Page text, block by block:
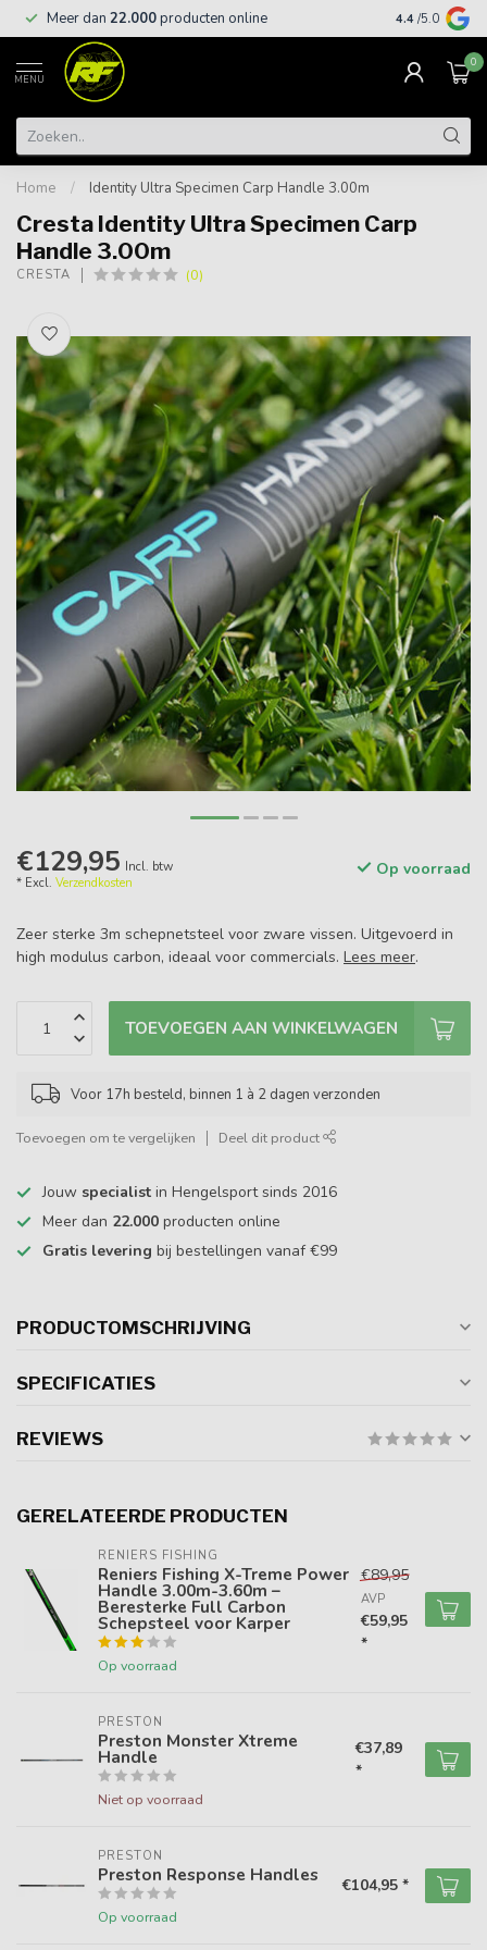
Meer dan 22.000producten online Gratis
4.4 /5.0
MENU
0
Home / Identity Ultra Specimen Carp Handle 3.00m
Cresta Identity Ultra Specimen Carp
Handle 3.00m
CRESTA (0)
€129,95 Incl. btw
* Excl. Verzendkosten
Op voorraad
Zeer sterke 3m schepnetsteel voor zware vissen. Uitgevoerd in
high modulus carbon, ideaal voor commercials. Lees meer.
TOEVOEGEN AAN WINKELWAGEN
Voor 17h besteld, binnen 1 à 2 dagen verzonden
Toevoegen om te vergelijken Deel dit product
Jouw specialist in Hengelsport sinds 2016
Meer dan 22.000 producten online
Gratis levering bij bestellingen vanaf €99
PRODUCTOMSCHRIJVING
SPECIFICATIES
REVIEWS
GERELATEERDE PRODUCTEN
RENIERS FISHING
Reniers Fishing X-Treme Power
Handle 3.00m-3.60m –
Beresterke Full Carbon
Schepsteel voor Karper
Op voorraad
€89,95
AVP
€59,95
*
PRESTON
Preston Monster Xtreme
Handle
Niet op voorraad
€37,89
*
PRESTON
Preston Response Handles
Op voorraad
€104,95 *